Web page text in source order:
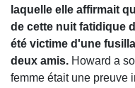
laquelle elle affirmait
de cette nuit fatidique
été victime d'une
deux amis. Howard a
femme était une preuve